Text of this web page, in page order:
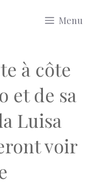
Menu
à côte
et de sa
Luisa
voir